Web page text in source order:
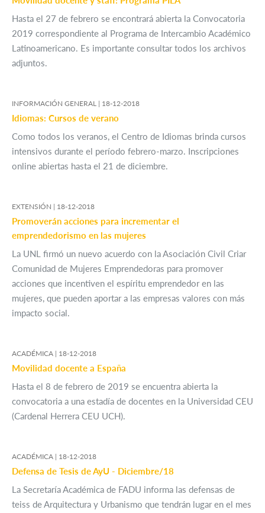
Hasta el 27 de febrero se encontrará abierta la Convocatoria
2019 correspondiente al Programa de Intercambio Académico
Latinoamericano. Es importante consultar todos los archivos
adjuntos.
INFORMACIÓN GENERAL | 18-12-2018
Idiomas: Cursos de verano
Como todos los veranos, el Centro de Idiomas brinda cursos
intensivos durante el período febrero-marzo. Inscripciones
online abiertas hasta el 21 de diciembre.
EXTENSIÓN | 18-12-2018
Promoverán acciones para incrementar el
emprendedorismo en las mujeres
La UNL firmó un nuevo acuerdo con la Asociación Civil Criar
Comunidad de Mujeres Emprendedoras para promover
acciones que incentiven el espíritu emprendedor en las
mujeres, que pueden aportar a las empresas valores con más
impacto social.
ACADÉMICA | 18-12-2018
Movilidad docente a España
Hasta el 8 de febrero de 2019 se encuentra abierta la
convocatoria a una estadía de docentes en la Universidad CEU
(Cardenal Herrera CEU UCH).
ACADÉMICA | 18-12-2018
Defensa de Tesis de AyU - Diciembre/18
La Secretaría Académica de FADU informa las defensas de
teiss de Arquitectura y Urbanismo que tendrán lugar en el mes